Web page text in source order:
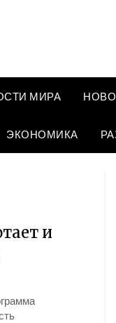
МИРА
ЭКОНОМИКА
и